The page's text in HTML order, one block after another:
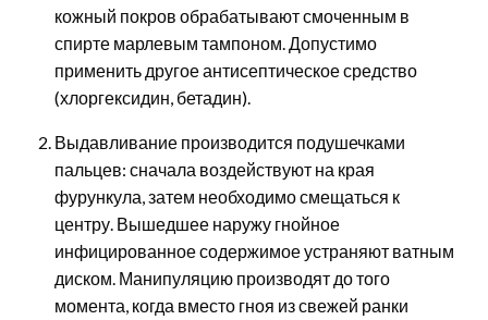
кожный покров обрабатывают смоченным в
спирте марлевым тампоном. Допустимо
применить другое антисептическое средство
(хлоргексидин, бетадин).
Выдавливание производится подушечками
пальцев: сначала воздействуют на края
фурункула, затем необходимо смещаться к
центру. Вышедшее наружу гнойное
инфицированное содержимое устраняют ватным
диском. Манипуляцию производят до того
момента, когда вместо гноя из свежей ранки